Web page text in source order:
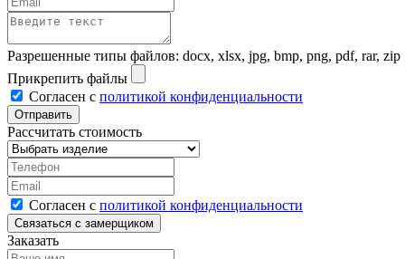
Разрешенные типы файлов: docx, xlsx, jpg, bmp, png, pdf, rar, zip
Прикрепить файлы
Согласен с политикой конфиденциальности
Рассчитать стоимость
Согласен с политикой конфиденциальности
Заказать